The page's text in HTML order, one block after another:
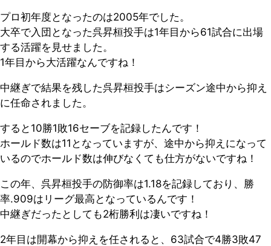
プロ初年度となったのは2005年でした。
大卒で入団となった呉昇桓投手は1年目から61試合に出場
する活躍を見せました。
1年目から大活躍なんですね！
中継ぎで結果を残した呉昇桓投手はシーズン途中から抑え
に任命されました。
すると10勝1敗16セーブを記録したんです！
ホールド数は11となっていますが、途中から抑えになって
いるのでホールド数は伸びなくても仕方がないですね！
この年、呉昇桓投手の防御率は1.18を記録しており、勝
率.909はリーグ最高となっているんです！
中継ぎだったとしても2桁勝利は凄いですね！
2年目は開幕から抑えを任されると、63試合で4勝3敗47